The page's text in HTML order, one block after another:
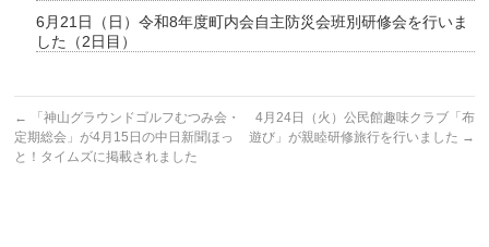
6月21日（日）令和8年度町内会自主防災会班別研修会を行いま
した（2日目）
←
「神山グラウンドゴルフむつみ会・
定期総会」が4月15日の中日新聞ほっ
と！タイムズに掲載されました
4月24日（火）公民館趣味クラブ「布
遊び」が親睦研修旅行を行いました →